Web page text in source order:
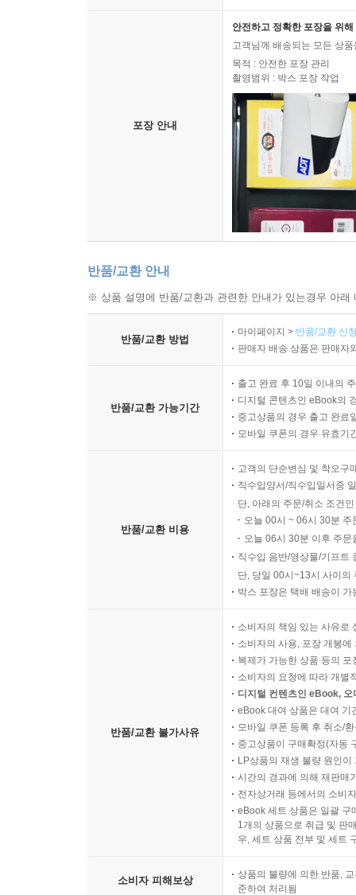
포장 안내
안전하고 정확한 포장을 위
고객님께 배송되는 모든 상
목적 : 안전한 포장 관리
촬영범위 : 박스 포장 작업
반품/교환 안내
※ 상품 설명에 반품/교환과 관련한 안내가 있는경우 아
반품/교환 방법
마이페이지 > 반품/교환 신
판매자 배송 상품은 판매자
반품/교환 가능기간
출고 완료 후 10일 이내의
디지털 콘텐츠인 eBook의
중고상품의 경우 출고 완료
모바일 쿠폰의 경우 유효기
반품/교환 비용
고객의 단순변심 및 착오구
직수입양서/직수입일서중
단, 아래의 주문/취소 조건
오늘 00시 ~ 06시 30분
오늘 06시 30분 이후 주
직수입 음반/영상물/기프트
단, 당일 00시~13시 사이의
박스 포장은 택배 배송이
반품/교환 불가사유
소비자의 책임 있는 사유로
소비자의 사용, 포장 개봉
복제가 가능한 상품 등의
소비자의 요청에 따라 개별
디지털 컨텐츠인 eBook,
eBook 대여 상품은 대여 기
모바일 쿠폰 등록 후 취소/
중고상품이 구매확정(자동
LP상품의 재생 불량 원인
시간의 경과에 의해 재판매
전자상거래 등에서의 소비
eBook 세트 상품은 일괄 구
1개의 상품으로 취급 및 판
우, 세트 상품 전부 및 세트
소비자 피해보상
상품의 불량에 의한 반품,
준하여 처리됨